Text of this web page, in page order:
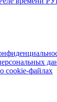
cookie-файлах